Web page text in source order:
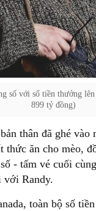
số với số tiền thưởng
899 tỷ đồng)
thân đã ghé vào
thức ăn cho mèo,
- tấm vé cuối
với Randy.
toàn bộ số